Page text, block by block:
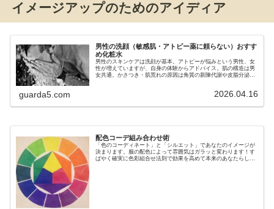
イメージアップのためのアイディア
男性の洗顔（敏感肌・アトピー薬に頼らない）おすす
め化粧水
男性のスキンケアは洗顔が基本。アトピーが悩みという男性、女
性が増えていますが、自身の体験からアドバイス。肌の構造は男
女共通。かさつき・肌荒れの原因は角質の新陳代謝や皮脂分泌の
guarda5.com 2026.04.16
配色コーデ組み合わせ術
「色のコーディネート」と「シルエット」であなたのイメージが
決まります。服の配色によって雰囲気はガラッと変わります！す
ばやく確実に色彩組合せ法則で効果を高めて本来のあなたらしさ